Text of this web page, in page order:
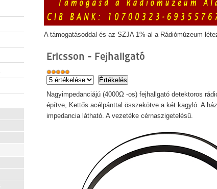
A támogatásoddal és az SZJA 1%-al a Rádiómúzeum
Ericsson - Fejhallgató
Nagyimpedanciájú (4000Ω -os) fejhallgató detektoros
építve, Kettős acélpánttal összekötve a két kagyló. A
impedancia látható. A vezetéke cérnaszigetelésű.